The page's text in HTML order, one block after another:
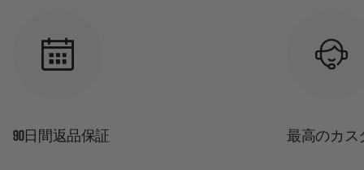
90日間返品保証 最高のカス